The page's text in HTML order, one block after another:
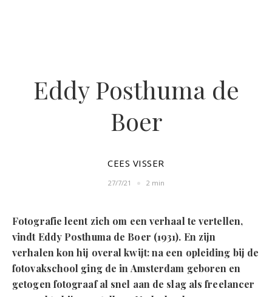
Eddy Posthuma de
Boer
CEES VISSER
27/7/21 2 min
Fotografie leent zich om een verhaal te vertellen,
vindt Eddy Posthuma de Boer (1931). En zijn
verhalen kon hij overal kwijt: na een opleiding bij de
fotovakschool ging de in Amsterdam geboren en
getogen fotograaf al snel aan de slag als freelancer